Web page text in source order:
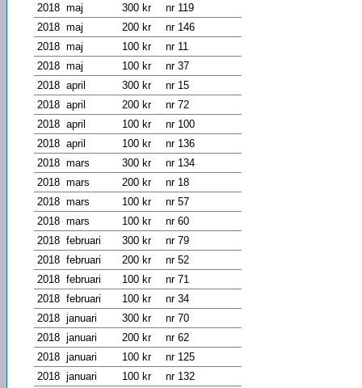
2018 maj 300 kr
nr 119
2018 maj 200 kr
nr 146
2018 maj 100 kr
nr 11
2018 maj 100 kr
nr 37
2018 april 300 kr
nr 15
2018 april 200 kr
nr 72
2018 april 100 kr
nr 100
2018 april 100 kr
nr 136
2018 mars 300 kr
nr 134
2018 mars 200 kr
nr 18
2018 mars 100 kr
nr 57
2018 mars 100 kr
nr 60
2018 februari 300 kr
nr 79
2018 februari 200 kr
nr 52
2018 februari 100 kr
nr 71
2018 februari 100 kr
nr 34
2018 januari 300 kr
nr 70
2018 januari 200 kr
nr 62
2018 januari 100 kr
nr 125
2018 januari 100 kr
nr 132